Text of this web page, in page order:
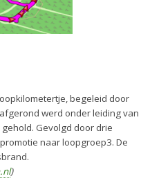
begeleid door
werd onder leiding van
Gevolgd door drie
naar loopgroep3. De
)